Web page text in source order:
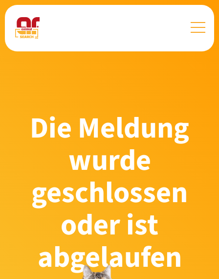
Die Meldung
wurde
geschlossen
oder ist
abgelaufen